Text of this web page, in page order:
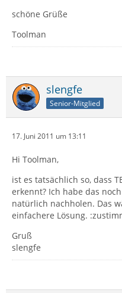
schöne Grüße
Toolman
slengfe
Senior-Mitglied
17. Juni 2011 um 13:11
Hi Toolman,
ist es tatsächlich so, dass
erkennt? Ich habe das
natürlich nachholen. Das
einfachere Lösung.
Gruß
slengfe